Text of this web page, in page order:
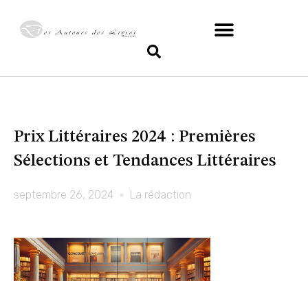
Prix Littéraires 2024 : Premières
Sélections et Tendances Littéraires
septembre 26, 2024 La rédaction